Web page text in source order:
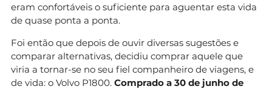
eram confortáveis o suficiente para aguentar esta vida
de quase ponta a ponta.
Foi então que depois de ouvir diversas sugestões e
comparar alternativas, decidiu comprar aquele que
viria a tornar-se no seu fiel companheiro de viagens, e
de vida: o Volvo P1800. Comprado a 30 de junho de